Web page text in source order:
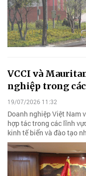
VCCI và
nghiệp trong
19/07/2026 11:32
Doanh nghiệp Việt Nam
hợp tác trong các lĩnh
kinh tế biển và đào tạo